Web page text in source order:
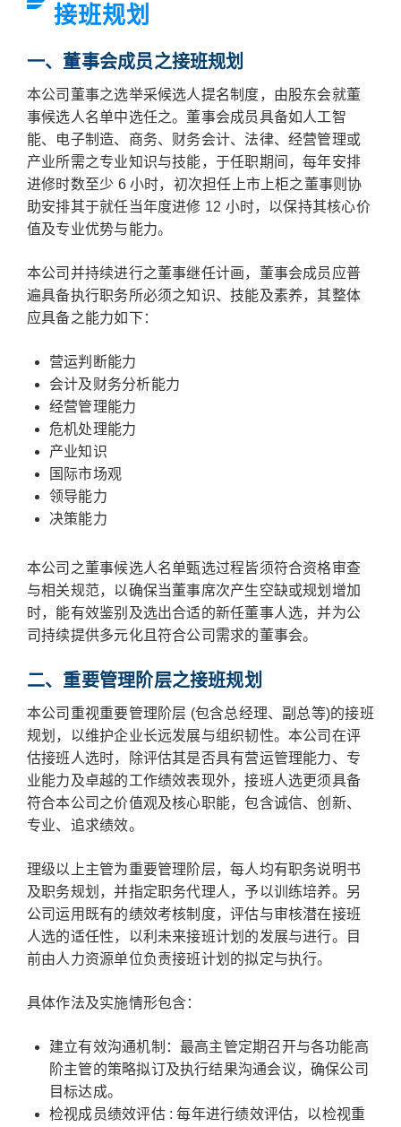
接班规划
一、董事会成员之接班规划
本公司董事之选举采候选人提名制度，由股东会就董
事候选人名单中选任之。董事会成员具备如人工智
能、电子制造、商务、财务会计、法律、经营管理或
产业所需之专业知识与技能，于任职期间，每年安排
进修时数至少 6 小时，初次担任上市上柜之董事则协
助安排其于就任当年度进修 12 小时，以保持其核心价
值及专业优势与能力。
本公司并持续进行之董事继任计画，董事会成员应普
遍具备执行职务所必须之知识、技能及素养，其整体
应具备之能力如下：
营运判断能力
会计及财务分析能力
经营管理能力
危机处理能力
产业知识
国际市场观
领导能力
决策能力
本公司之董事候选人名单甄选过程皆须符合资格审查
与相关规范，以确保当董事席次产生空缺或规划增加
时，能有效鉴别及选出合适的新任董事人选，并为公
司持续提供多元化且符合公司需求的董事会。
二、重要管理阶层之接班规划
本公司重视重要管理阶层 (包含总经理、副总等)的接班
规划，以维护企业长远发展与组织韧性。本公司在评
估接班人选时，除评估其是否具有营运管理能力、专
业能力及卓越的工作绩效表现外，接班人选更须具备
符合本公司之价值观及核心职能，包含诚信、创新、
专业、追求绩效。
理级以上主管为重要管理阶层，每人均有职务说明书
及职务规划，并指定职务代理人，予以训练培养。另
公司运用既有的绩效考核制度，评估与审核潜在接班
人选的适任性，以利未来接班计划的发展与进行。目
前由人力资源单位负责接班计划的拟定与执行。
具体作法及实施情形包含：
建立有效沟通机制：最高主管定期召开与各功能高
阶主管的策略拟订及执行结果沟通会议，确保公司
目标达成。
检视成员绩效评估 : 每年进行绩效评估，以检视重